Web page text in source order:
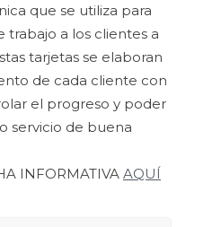
que se utiliza para
trabajo a los clientes a
tarjetas se elaboran
de cada cliente con
el progreso y poder
servicio de buena
INFORMATIVA AQUÍ